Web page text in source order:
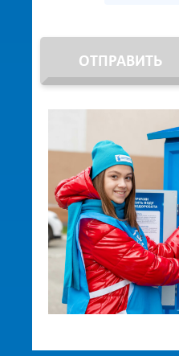
ОТПРАВИТЬ